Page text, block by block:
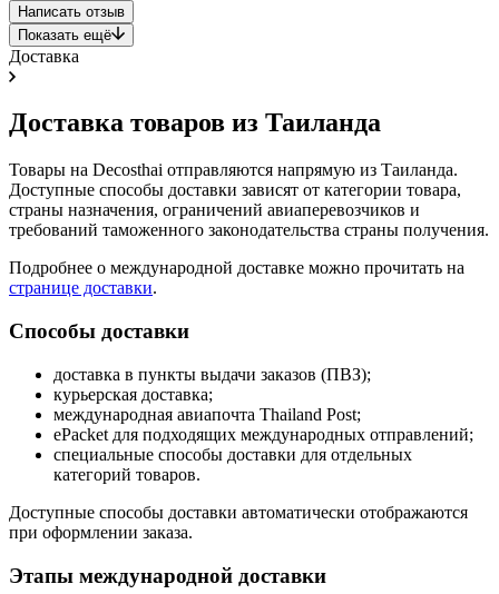
Написать отзыв
Показать ещё
Доставка
Доставка товаров из Таиланда
Товары на Decosthai отправляются напрямую из Таиланда.
Доступные способы доставки зависят от категории товара,
страны назначения, ограничений авиаперевозчиков и
требований таможенного законодательства страны получения.
Подробнее о международной доставке можно прочитать на
странице доставки.
Способы доставки
доставка в пункты выдачи заказов (ПВЗ);
курьерская доставка;
международная авиапочта Thailand Post;
ePacket для подходящих международных отправлений;
специальные способы доставки для отдельных
категорий товаров.
Доступные способы доставки автоматически отображаются
при оформлении заказа.
Этапы международной доставки